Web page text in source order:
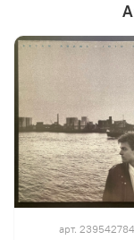
арт.